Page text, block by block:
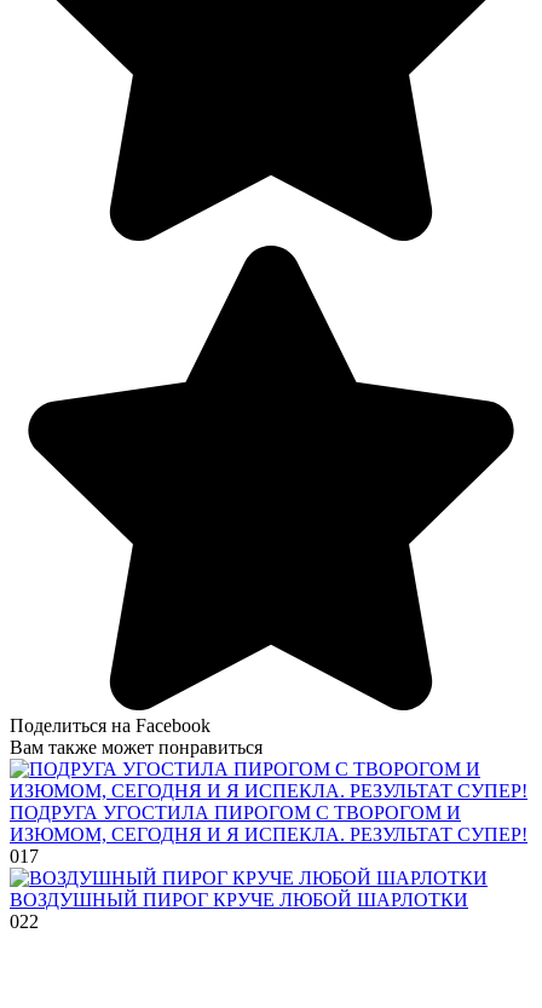
Поделиться на Facebook
Вам также может понравиться
ПОДРУГА УГОСТИЛА ПИРОГОМ С ТВОРОГОМ И
ИЗЮМОМ, СЕГОДНЯ И Я ИСПЕКЛА. РЕЗУЛЬТАТ СУПЕР!
017
ВОЗДУШНЫЙ ПИРОГ КРУЧЕ ЛЮБОЙ ШАРЛОТКИ
022